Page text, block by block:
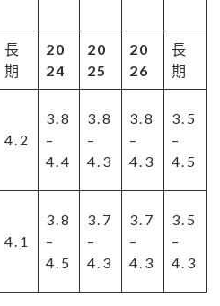
長
期
20
24
20
25
20
26
長
期
4.2
3.8
–
4.4
3.8
–
4.3
3.8
–
4.3
3.5
–
4.5
4.1
3.8
–
4.5
3.7
–
4.3
3.7
–
4.3
3.5
–
4.3